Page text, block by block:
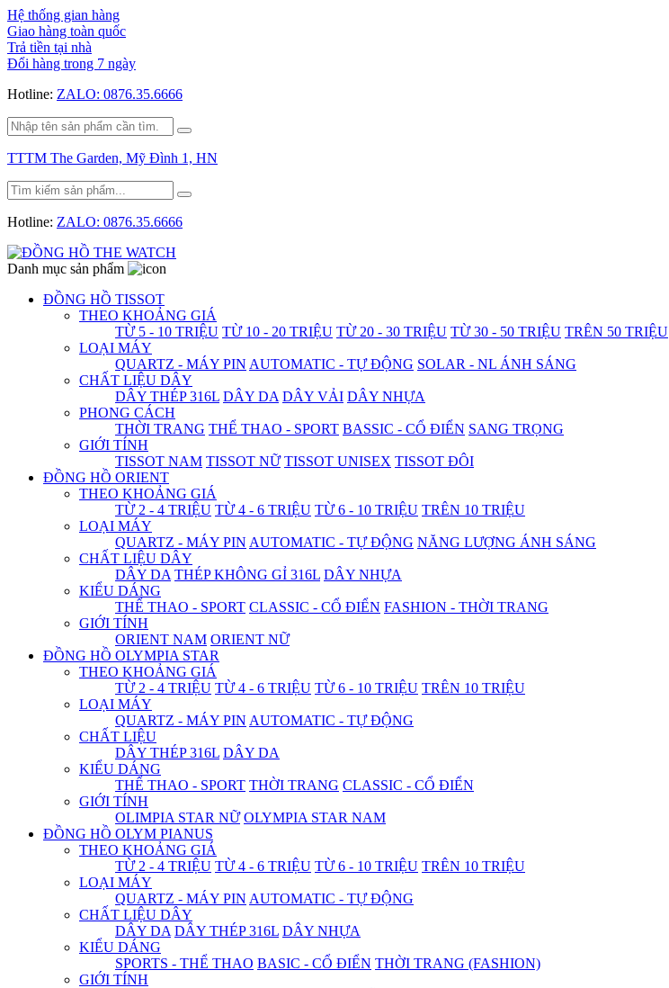
Hệ thống gian hàng
Giao hàng toàn quốc
Trả tiền tại nhà
Đổi hàng trong 7 ngày
Hotline: ZALO: 0876.35.6666
TTTM The Garden, Mỹ Đình 1, HN
Hotline: ZALO: 0876.35.6666
Danh mục sản phẩm
ĐỒNG HỒ TISSOT
THEO KHOẢNG GIÁ
TỪ 5 - 10 TRIỆU TỪ 10 - 20 TRIỆU TỪ 20 - 30 TRIỆU TỪ 30 - 50 TRIỆU TRÊN 50 TRIỆU
LOẠI MÁY
QUARTZ - MÁY PIN AUTOMATIC - TỰ ĐỘNG SOLAR - NL ÁNH SÁNG
CHẤT LIỆU DÂY
DÂY THÉP 316L DÂY DA DÂY VẢI DÂY NHỰA
PHONG CÁCH
THỜI TRANG THỂ THAO - SPORT BASSIC - CỔ ĐIỂN SANG TRỌNG
GIỚI TÍNH
TISSOT NAM TISSOT NỮ TISSOT UNISEX TISSOT ĐÔI
ĐỒNG HỒ ORIENT
THEO KHOẢNG GIÁ
TỪ 2 - 4 TRIỆU TỪ 4 - 6 TRIỆU TỪ 6 - 10 TRIỆU TRÊN 10 TRIỆU
LOẠI MÁY
QUARTZ - MÁY PIN AUTOMATIC - TỰ ĐỘNG NĂNG LƯỢNG ÁNH SÁNG
CHẤT LIỆU DÂY
DÂY DA THÉP KHÔNG GỈ 316L DÂY NHỰA
KIỂU DÁNG
THỂ THAO - SPORT CLASSIC - CỔ ĐIỂN FASHION - THỜI TRANG
GIỚI TÍNH
ORIENT NAM ORIENT NỮ
ĐỒNG HỒ OLYMPIA STAR
THEO KHOẢNG GIÁ
TỪ 2 - 4 TRIỆU TỪ 4 - 6 TRIỆU TỪ 6 - 10 TRIỆU TRÊN 10 TRIỆU
LOẠI MÁY
QUARTZ - MÁY PIN AUTOMATIC - TỰ ĐỘNG
CHẤT LIỆU
DÂY THÉP 316L DÂY DA
KIỂU DÁNG
THỂ THAO - SPORT THỜI TRANG CLASSIC - CỔ ĐIỂN
GIỚI TÍNH
OLIMPIA STAR NỮ OLYMPIA STAR NAM
ĐỒNG HỒ OLYM PIANUS
THEO KHOẢNG GIÁ
TỪ 2 - 4 TRIỆU TỪ 4 - 6 TRIỆU TỪ 6 - 10 TRIỆU TRÊN 10 TRIỆU
LOẠI MÁY
QUARTZ - MÁY PIN AUTOMATIC - TỰ ĐỘNG
CHẤT LIỆU DÂY
DÂY DA DÂY THÉP 316L DÂY NHỰA
KIỂU DÁNG
SPORTS - THỂ THAO BASIC - CỔ ĐIỂN THỜI TRANG (FASHION)
GIỚI TÍNH